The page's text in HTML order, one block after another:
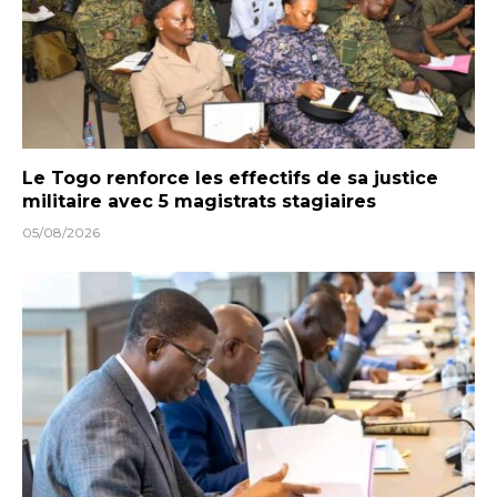
Le Togo renforce les effectifs de sa justice
militaire avec 5 magistrats stagiaires
05/08/2026